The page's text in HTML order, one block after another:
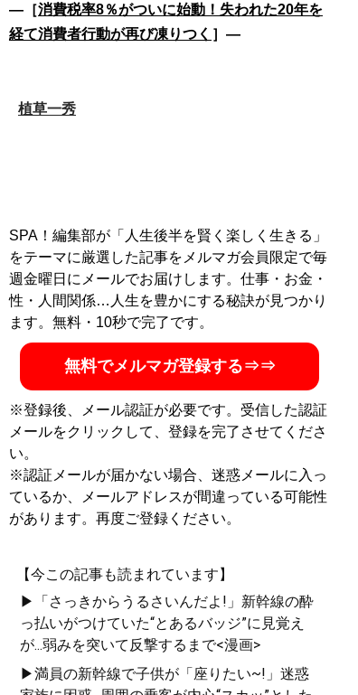
―［消費税率8％がついに始動！失われた20年を
経て消費者行動が再び凍りつく ］―
植草一秀
SPA！編集部が「人生後半を賢く楽しく生きる」
をテーマに厳選した記事をメルマガ会員限定で毎
週金曜日にメールでお届けします。仕事・お金・
性・人間関係…人生を豊かにする秘訣が見つかり
ます。無料・10秒で完了です。
無料でメルマガ登録する⇒⇒
※登録後、メール認証が必要です。受信した認証
メールをクリックして、登録を完了させてくださ
い。
※認証メールが届かない場合、迷惑メールに入っ
ているか、メールアドレスが間違っている可能性
があります。再度ご登録ください。
【今この記事も読まれています】
▶「さっきからうるさいんだよ!」新幹線の酔
っ払いがつけていた“とあるバッジ”に見覚え
が...弱みを突いて反撃するまで<漫画>
▶満員の新幹線で子供が「座りたい~!」迷惑